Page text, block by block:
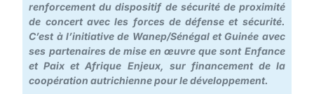
renforcement du dispositif de sécurité de proximité
de concert avec les forces de défense et sécurité.
C’est à l’initiative de Wanep/Sénégal et Guinée avec
ses partenaires de mise en œuvre que sont Enfance
et Paix et Afrique Enjeux, sur financement de la
coopération autrichienne pour le développement.